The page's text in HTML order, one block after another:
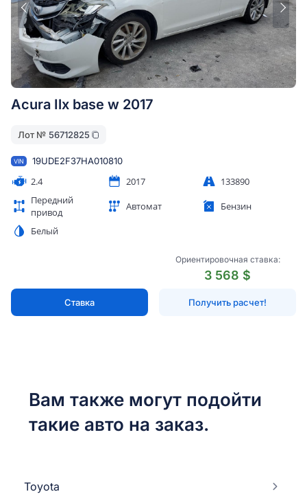
Acura Ilx base w 2017
Лот № 56712825
VIN 19UDE2F37HA010810
2.4 2017
133890
Передний
привод
Автомат
Бензин
Белый
Ориентировочная ставка:
3 568 $
Ставка Получить расчет!
Вам также могут подойти
такие авто на заказ.
Toyota